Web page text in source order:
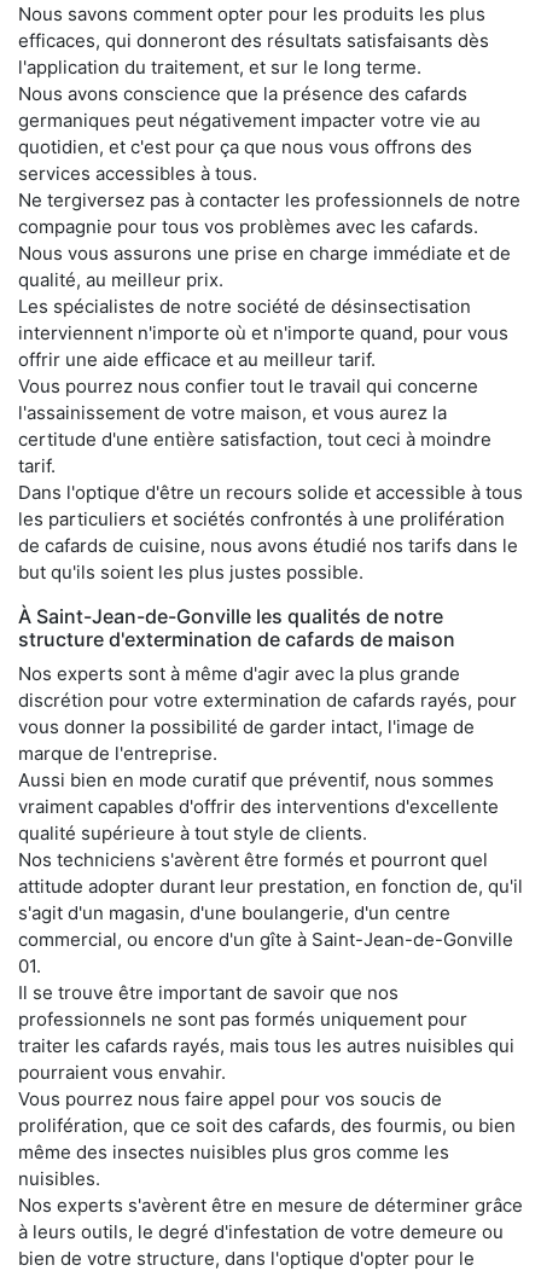
Nous savons comment opter pour les produits les plus
efficaces, qui donneront des résultats satisfaisants dès
l'application du traitement, et sur le long terme.
Nous avons conscience que la présence des cafards
germaniques peut négativement impacter votre vie au
quotidien, et c'est pour ça que nous vous offrons des
services accessibles à tous.
Ne tergiversez pas à contacter les professionnels de notre
compagnie pour tous vos problèmes avec les cafards.
Nous vous assurons une prise en charge immédiate et de
qualité, au meilleur prix.
Les spécialistes de notre société de désinsectisation
interviennent n'importe où et n'importe quand, pour vous
offrir une aide efficace et au meilleur tarif.
Vous pourrez nous confier tout le travail qui concerne
l'assainissement de votre maison, et vous aurez la
certitude d'une entière satisfaction, tout ceci à moindre
tarif.
Dans l'optique d'être un recours solide et accessible à tous
les particuliers et sociétés confrontés à une prolifération
de cafards de cuisine, nous avons étudié nos tarifs dans le
but qu'ils soient les plus justes possible.
À Saint-Jean-de-Gonville les qualités de notre
structure d'extermination de cafards de maison
Nos experts sont à même d'agir avec la plus grande
discrétion pour votre extermination de cafards rayés, pour
vous donner la possibilité de garder intact, l'image de
marque de l'entreprise.
Aussi bien en mode curatif que préventif, nous sommes
vraiment capables d'offrir des interventions d'excellente
qualité supérieure à tout style de clients.
Nos techniciens s'avèrent être formés et pourront quel
attitude adopter durant leur prestation, en fonction de, qu'il
s'agit d'un magasin, d'une boulangerie, d'un centre
commercial, ou encore d'un gîte à Saint-Jean-de-Gonville
01.
Il se trouve être important de savoir que nos
professionnels ne sont pas formés uniquement pour
traiter les cafards rayés, mais tous les autres nuisibles qui
pourraient vous envahir.
Vous pourrez nous faire appel pour vos soucis de
prolifération, que ce soit des cafards, des fourmis, ou bien
même des insectes nuisibles plus gros comme les
nuisibles.
Nos experts s'avèrent être en mesure de déterminer grâce
à leurs outils, le degré d'infestation de votre demeure ou
bien de votre structure, dans l'optique d'opter pour le